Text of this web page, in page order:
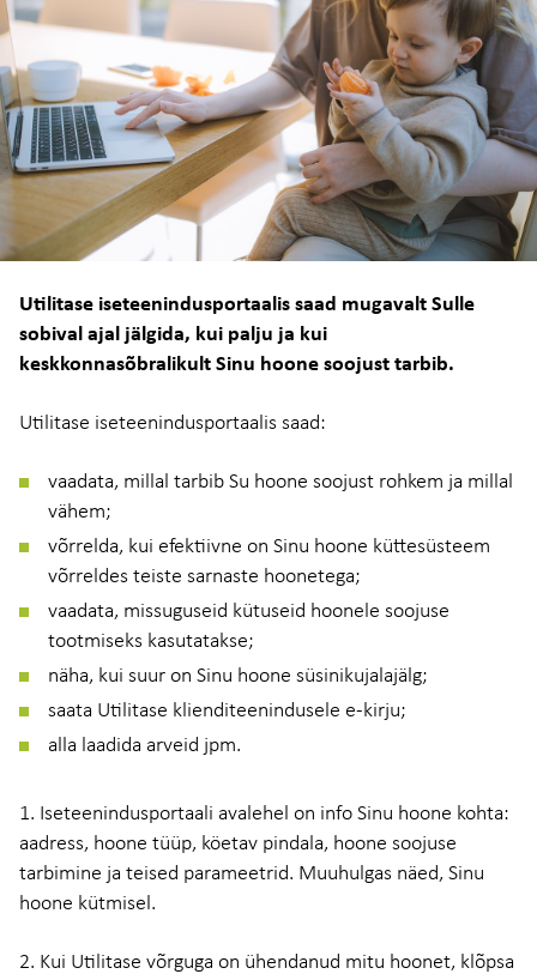
Utilitase iseteenindusportaalis saad mugavalt Sulle
sobival ajal jälgida, kui palju ja kui
keskkonnasõbralikult Sinu hoone soojust tarbib.
Utilitase iseteenindusportaalis saad:
vaadata, millal tarbib Su hoone soojust rohkem ja millal
vähem;
võrrelda, kui efektiivne on Sinu hoone küttesüsteem
võrreldes teiste sarnaste hoonetega;
vaadata, missuguseid kütuseid hoonele soojuse
tootmiseks kasutatakse;
näha, kui suur on Sinu hoone süsinikujalajälg;
saata Utilitase klienditeenindusele e-kirju;
alla laadida arveid jpm.
1. Iseteenindusportaali avalehel on info Sinu hoone kohta:
aadress, hoone tüüp, köetav pindala, hoone soojuse
tarbimine ja teised parameetrid. Muuhulgas näed, Sinu
hoone kütmisel.
2. Kui Utilitase võrguga on ühendanud mitu hoonet, klõpsa